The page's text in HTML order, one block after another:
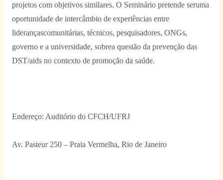
projetos com objetivos similares. O Seminário pretende seruma
oportunidade de intercâmbio de experiências entre
liderançascomunitárias, técnicos, pesquisadores, ONGs,
governo e a universidade, sobrea questão da prevenção das
DST/aids no contexto de promoção da saúde.
Endereço: Auditório do CFCH/UFRJ
Av. Pasteur 250 – Praia Vermelha, Rio de Janeiro